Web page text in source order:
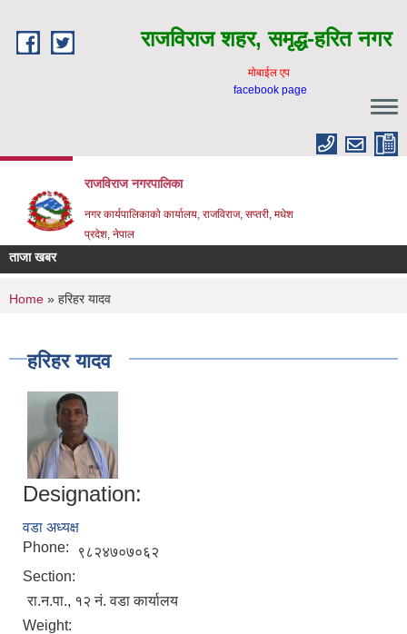
राजविराज शहर, समृद्ध-हरित नगर
माेबाईल एप
facebook page
राजविराज नगरपालिका
नगर कार्यपालिकाकाे कार्यालय, राजविराज, सप्तरी, मधेश
प्रदेश, नेपाल
ताजा खबर
You are here
Home » हरिहर यादव
हरिहर यादव
Designation:
वडा अध्यक्ष
Phone:
९८२४७०७०६२
Section:
रा.न.पा., १२ नं. वडा कार्यालय
Weight: